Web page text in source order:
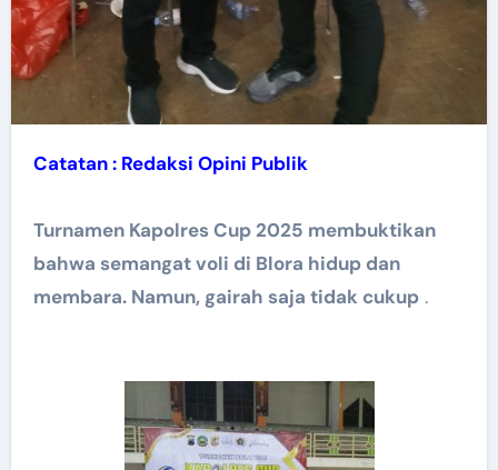
Catatan : Redaksi Opini Publik
Turnamen Kapolres Cup 2025 membuktikan
bahwa semangat voli di Blora hidup dan
membara. Namun, gairah saja tidak cukup.